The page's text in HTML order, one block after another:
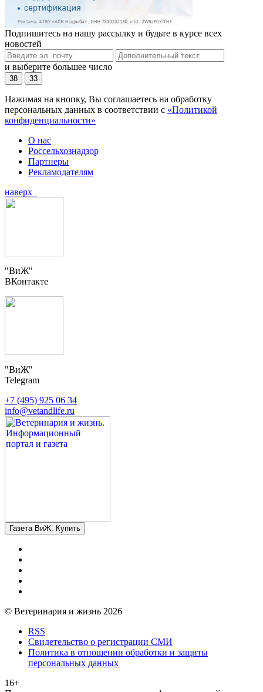
Подпишитесь на нашу рассылку и будьте в курсе всех
новостей
и выберите большее число
38 33
Нажимая на кнопку, Вы соглашаетесь на обработку
персональных данных в соответствии с «Политикой
конфиденциальности»
О нас
Россельхознадзор
Партнеры
Рекламодателям
наверх
"ВиЖ"
ВКонтакте
"ВиЖ"
Telegram
+7 (495) 925 06 34
info@vetandlife.ru
Газета ВиЖ. Купить
© Ветеринария и жизнь 2026
RSS
Свидетельство о регистрации СМИ
Политика в отношении обработки и защиты
персональных данных
16+